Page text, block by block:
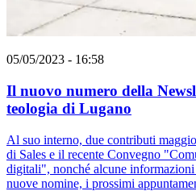
05/05/2023 - 16:58
Il nuovo numero della
teologia di Lugano
Al suo interno, due contributi
di Sales e il recente Convegno
digitali", nonché alcune
nuove nomine, i prossimi